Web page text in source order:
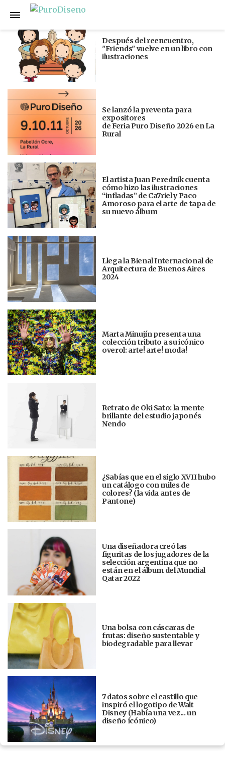
Anterior
Después del reencuentro,
"Friends" vuelve en un libro con
ilustraciones
Se lanzó la preventa para
expositores
de Feria Puro Diseño 2026 en La
Rural
El artista Juan Perednik cuenta
cómo hizo las ilustraciones
“infladas” de Ca7riel y Paco
Amoroso para el arte de tapa de
su nuevo álbum
Llega la Bienal Internacional de
Arquitectura de Buenos Aires
2024
Marta Minujín presenta una
colección tributo a su icónico
overol: arte! arte! moda!
Retrato de Oki Sato: la mente
brillante del estudio japonés
Nendo
¿Sabías que en el siglo XVII hubo
un catálogo con miles de
colores? (la vida antes de
Pantone)
Una diseñadora creó las
figuritas de los jugadores de la
selección argentina que no
están en el álbum del Mundial
Qatar 2022
Una bolsa con cáscaras de
frutas: diseño sustentable y
biodegradable para llevar
7 datos sobre el castillo que
inspiró el logotipo de Walt
Disney (Había una vez... un
diseño ícónico)
Siguiente